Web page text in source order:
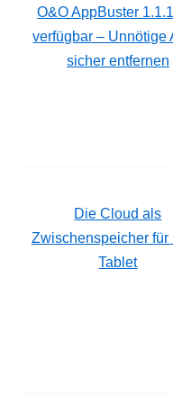
O&O AppBuster
verfügbar – Unnötige
sicher entfernen
Die Cloud als
Zwischenspeicher für
Tablet